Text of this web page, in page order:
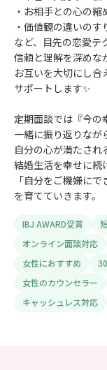
・お相手との心の縮
・価値観の違いのす
など、目先の恋愛テ
信頼と理解を深めな
お互いを大切にし合
サポートします✨
定期面談では『今の
一緒に振り返りなが
自分の心が満たされ
結婚生活を幸せに続
「自分をご機嫌にで
を育てていきます。
IBJ AWARD受賞
オンライン面談対応
女性におすすめ
女性のカウンセラー
キャッシュレス対応